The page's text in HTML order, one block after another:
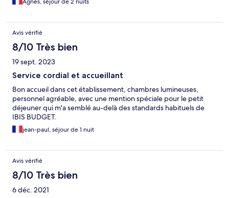
Agnes, séjour de 2 nuits
Avis vérifié
8/10 Très bien
19 sept. 2023
Service cordial et accueillant
Bon accueil dans cet établissement, chambres lumineuses,
personnel agréable, avec une mention spéciale pour le petit
déjeuner qui m'a semblé au-delà des standards habituels de
IBIS BUDGET.
jean-paul, séjour de 1 nuit
Avis vérifié
8/10 Très bien
6 déc. 2021